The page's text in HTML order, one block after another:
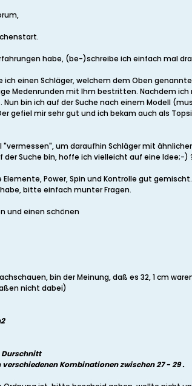
habe, (be-)schreibe ich einfach mal
ich einen Schläger, welchem dem Oben
Medenrunden mit Ihm bestritten. Nachdem
Nun bin ich auf der Suche nach einem Modell
gefiel mir sehr gut und ich bekam auch als
"vermessen", um daraufhin Schläger mit
Suche bin, hoffe ich vielleicht auf eine Idee;-)
Power, Spin und Kontrolle gut
bitte einfach munter Fragen.
und einen schönen
bin der Meinung, daß es 32, 1 cm
nicht dabei)
Durschnitt
Kombinationen zwischen 27 - 29 .